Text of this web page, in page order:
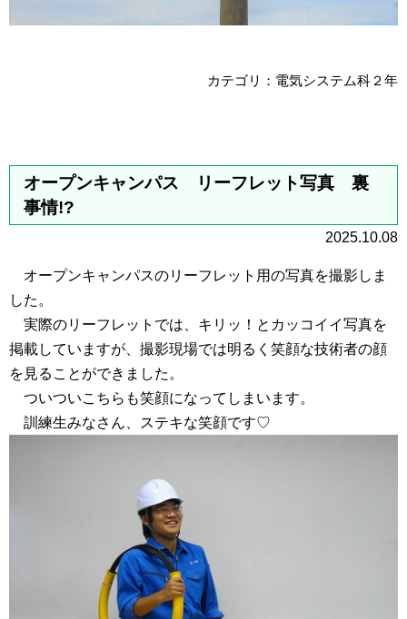
カテゴリ：電気システム科２年
オープンキャンパス リーフレット写真 裏
事情!?
2025.10.08
オープンキャンパスのリーフレット用の写真を撮影しま
した。
実際のリーフレットでは、キリッ！とカッコイイ写真を
掲載していますが、撮影現場では明るく笑顔な技術者の顔
を見ることができました。
ついついこちらも笑顔になってしまいます。
訓練生みなさん、ステキな笑顔です♡